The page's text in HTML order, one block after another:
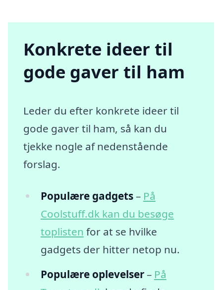
Konkrete ideer til
gode gaver til ham
Leder du efter konkrete ideer til
gode gaver til ham, så kan du
tjekke nogle af nedenstående
forslag.
Populære gadgets– På
Coolstuff.dk kan du besøge
toplisten for at se hvilke
gadgets der hitter netop nu.
Populære oplevelser– På